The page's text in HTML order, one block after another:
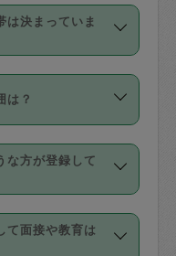
ドカード（Vプ
は支払にはご利
していませ
費も、依頼料
払いとなりま
ていない代わ
ャンセルは有償
３回以上のキャ
隔週定期の場合
有償（1200
途発生し、依頼
支払いとなり
依頼の詳細」に
は決まっていま
いずれも１回あ
することが可
は？
買い物、料理、
んによってで
ますので、依頼
ロフィールで
な方が登録して
験をお持ちの
た資格者で保
て面接や教育は